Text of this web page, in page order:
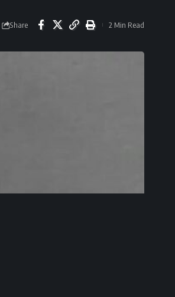
Share 2 Min Read